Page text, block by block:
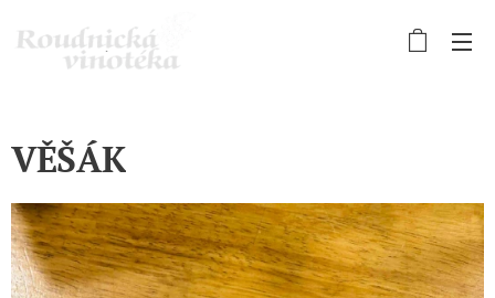
VĚŠÁK